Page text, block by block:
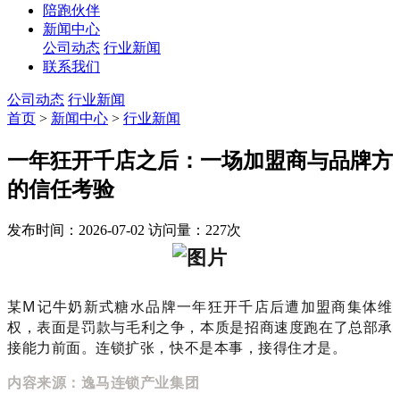
陪跑伙伴
新闻中心
公司动态 行业新闻
联系我们
公司动态 行业新闻
首页 > 新闻中心 > 行业新闻
一年狂开千店之后：一场加盟商与品牌方
的信任考验
发布时间：2026-07-02 访问量：227次
某M记牛奶新式糖水品牌一年狂开千店后遭加盟商集体维
权，表面是罚款与毛利之争，本质是招商速度跑在了总部承
接能力前面。连锁扩张，快不是本事，接得住才是。
内容来源：逸马连锁产业集团